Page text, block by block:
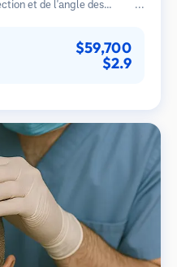
et de l'angle des
$59,700
$2.9